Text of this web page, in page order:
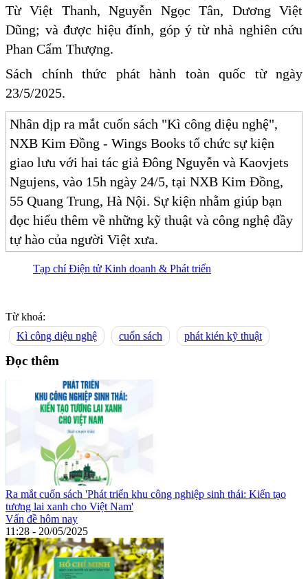
Từ Việt Thanh, Nguyễn Ngọc Tân, Dương Việt
Dũng; và được hiệu đính, góp ý từ nhà nghiên cứu
Phan Cẩm Thượng.
Sách chính thức phát hành toàn quốc từ ngày
23/5/2025.
Nhân dịp ra mắt cuốn sách "Kì công diệu nghệ",
NXB Kim Đồng - Wings Books tổ chức sự kiện
giao lưu với hai tác giả Đông Nguyễn và Kaovjets
Ngujens, vào 15h ngày 24/5, tại NXB Kim Đồng,
55 Quang Trung, Hà Nội. Sự kiện nhằm giúp bạn
đọc hiểu thêm về những kỹ thuật và công nghệ đầy
tự hào của người Việt xưa.
Tạp chí Điện tử Kinh doanh & Phát triển
Từ khoá:
Kì công diệu nghệ
cuốn sách phát kién kỹ thuật
Đọc thêm
Ra mắt cuốn sách 'Phát triển khu công nghiệp sinh thái: Kiến tạo
tương lai xanh cho Việt Nam'
Vấn đề hôm nay
11:28 - 20/05/2025